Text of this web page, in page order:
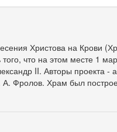
Христова на Крови
что на этом месте 1
II. Авторы проекта -
А. Фролов. Храм был